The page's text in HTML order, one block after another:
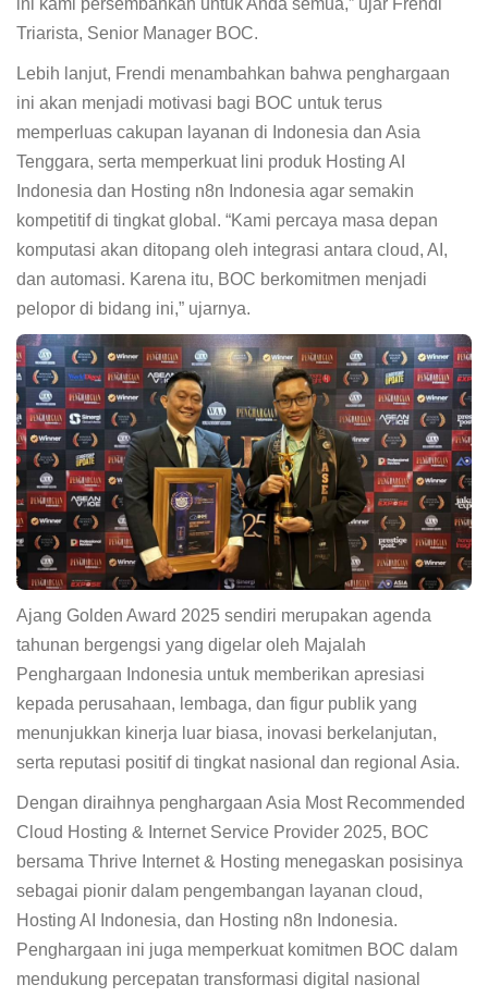
ini kami persembahkan untuk Anda semua,” ujar Frendi
Triarista, Senior Manager BOC.
Lebih lanjut, Frendi menambahkan bahwa penghargaan
ini akan menjadi motivasi bagi BOC untuk terus
memperluas cakupan layanan di Indonesia dan Asia
Tenggara, serta memperkuat lini produk Hosting AI
Indonesia dan Hosting n8n Indonesia agar semakin
kompetitif di tingkat global. “Kami percaya masa depan
komputasi akan ditopang oleh integrasi antara cloud, AI,
dan automasi. Karena itu, BOC berkomitmen menjadi
pelopor di bidang ini,” ujarnya.
Ajang Golden Award 2025 sendiri merupakan agenda
tahunan bergengsi yang digelar oleh Majalah
Penghargaan Indonesia untuk memberikan apresiasi
kepada perusahaan, lembaga, dan figur publik yang
menunjukkan kinerja luar biasa, inovasi berkelanjutan,
serta reputasi positif di tingkat nasional dan regional Asia.
Dengan diraihnya penghargaan Asia Most Recommended
Cloud Hosting & Internet Service Provider 2025, BOC
bersama Thrive Internet & Hosting menegaskan posisinya
sebagai pionir dalam pengembangan layanan cloud,
Hosting AI Indonesia, dan Hosting n8n Indonesia.
Penghargaan ini juga memperkuat komitmen BOC dalam
mendukung percepatan transformasi digital nasional